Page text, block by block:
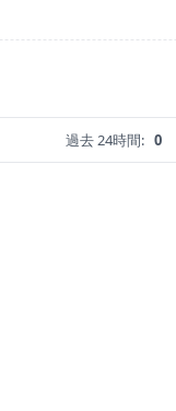
過去 24時間: 0